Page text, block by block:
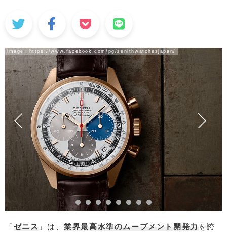
image： https://www.facebook.com/pg/zenithwatchesjapan/
「 ゼニス 」は、業界最高水準のムーブメント開発力 を誇